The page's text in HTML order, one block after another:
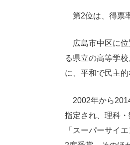
第2位は、得票
広島市中区に位
る県立の高等学
に、平和で民主
2002年から
指定され、理科
「スーパーサイ